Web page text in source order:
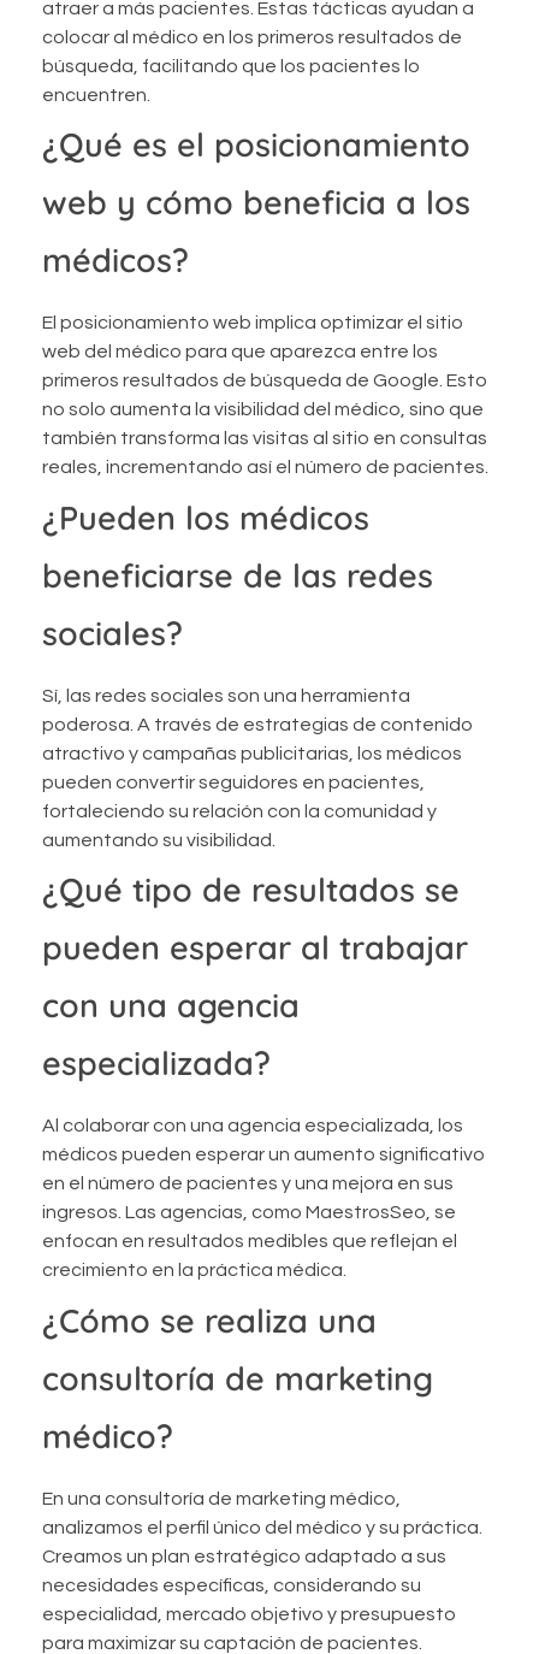
atraer a más pacientes. Estas tácticas ayudan a
colocar al médico en los primeros resultados de
búsqueda, facilitando que los pacientes lo
encuentren.
¿Qué es el posicionamiento
web y cómo beneficia a los
médicos?
El posicionamiento web implica optimizar el sitio
web del médico para que aparezca entre los
primeros resultados de búsqueda de Google. Esto
no solo aumenta la visibilidad del médico, sino que
también transforma las visitas al sitio en consultas
reales, incrementando así el número de pacientes.
¿Pueden los médicos
beneficiarse de las redes
sociales?
Sí, las redes sociales son una herramienta
poderosa. A través de estrategias de contenido
atractivo y campañas publicitarias, los médicos
pueden convertir seguidores en pacientes,
fortaleciendo su relación con la comunidad y
aumentando su visibilidad.
¿Qué tipo de resultados se
pueden esperar al trabajar
con una agencia
especializada?
Al colaborar con una agencia especializada, los
médicos pueden esperar un aumento significativo
en el número de pacientes y una mejora en sus
ingresos. Las agencias, como MaestrosSeo, se
enfocan en resultados medibles que reflejan el
crecimiento en la práctica médica.
¿Cómo se realiza una
consultoría de marketing
médico?
En una consultoría de marketing médico,
analizamos el perfil único del médico y su práctica.
Creamos un plan estratégico adaptado a sus
necesidades específicas, considerando su
especialidad, mercado objetivo y presupuesto
para maximizar su captación de pacientes.